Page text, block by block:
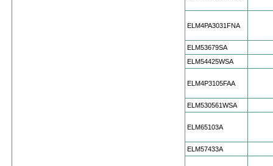
ELM4PA3031FNA
ELM53679SA
ELM54425WSA
ELM4P3105FAA
ELM530561WSA
ELM65103A
ELM57433A